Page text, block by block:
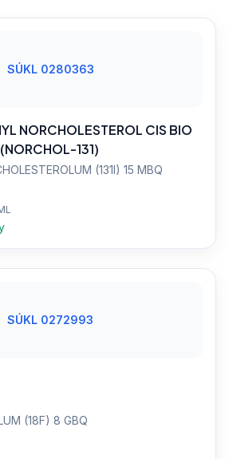
SÚKL 0280363
NORCHOLESTEROL CIS BIO
131)
(131I) 15 MBQ
SÚKL 0272993
(18F) 8 GBQ